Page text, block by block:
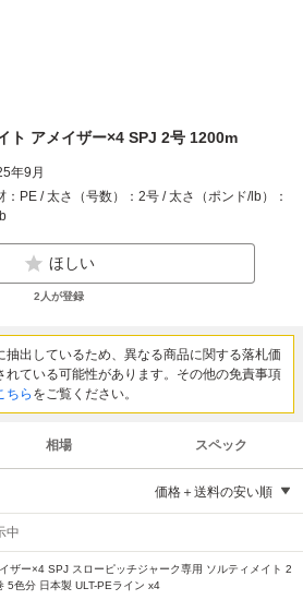
ト アメイザー×4 SPJ 2号 1200m
年9月
：PE / 太さ（号数）：2号 / 太さ（ポンド/lb）：
ほしい
2 人が登録
抽出しているため、異なる商品に関する落札価
れている可能性があります。その他の免責事項
ちら をご覧ください。
相場 スペック
価格＋送料の安い順
中
ザー×4 SPJ スローピッチジャーク専用 ソルティメイト 2
5色分 日本製 ULT-PEライン x4